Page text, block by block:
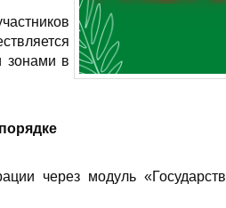
в
через модуль